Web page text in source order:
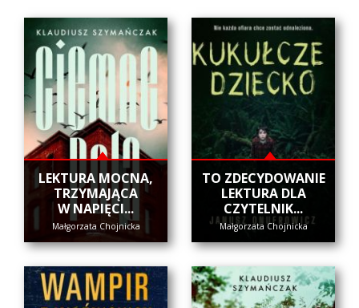
​LEKTURA MOCNA,
TRZYMAJĄCA
W NAPIĘCI...
Małgorzata Chojnicka
​TO ZDECYDOWANIE
LEKTURA DLA
CZYTELNIK...
Małgorzata Chojnicka